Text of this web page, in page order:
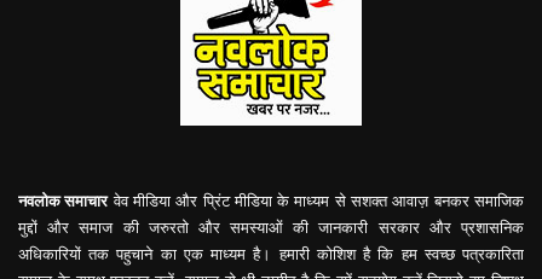
नवलोक समाचारवेव मीडिया और प्रिंट मीडिया के माध्यम से सशक्त आवाज़ बनकर समाजिक
मुद्दों और समाज की जरुरतो और समस्याओं की जानकारी सरकार और प्रशासनिक
अधिकारियों तक पहुचाने का एक माध्यम है। हमारी कोशिश है कि हम स्वच्छ पत्रकारिता